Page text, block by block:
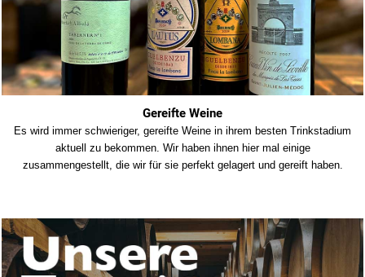
Gereifte Weine
Es wird immer schwieriger, gereifte Weine in ihrem besten Trinkstadium
aktuell zu bekommen. Wir haben ihnen hier mal einige
zusammengestellt, die wir für sie perfekt gelagert und gereift haben.